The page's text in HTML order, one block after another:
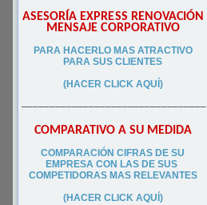
ASESORÍA EXPRESS RENOVACIÓN
MENSAJE CORPORATIVO
PARA HACERLO MAS ATRACTIVO
PARA SUS CLIENTES
(HACER CLICK AQUÍ)
–––––––––––––––––––––––––––––––––
COMPARATIVO A SU MEDIDA
COMPARACIÓN CIFRAS DE SU
EMPRESA CON LAS DE SUS
COMPETIDORAS MAS RELEVANTES
(HACER CLICK AQUÍ)